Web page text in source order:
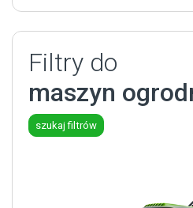
Filtry do
maszyn
szukaj filtrów